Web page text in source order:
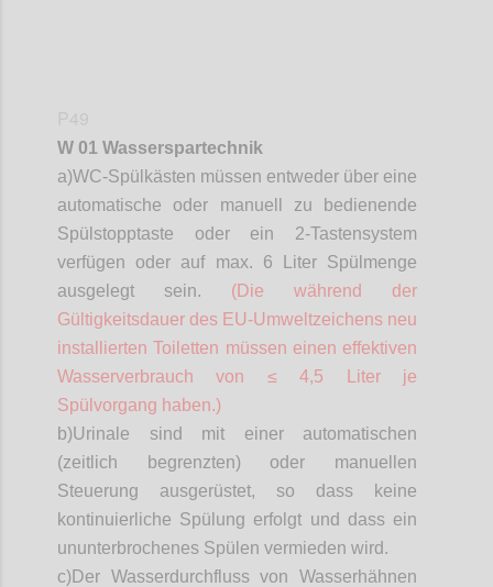
W 01 Wasserspartechnik
a)WC-Spülkästen müssen entweder über eine
automatische oder manuell zu bedienende
Spülstopptaste oder ein 2-Tastensystem
verfügen oder auf max. 6 Liter Spülmenge
ausgelegt sein. (Die während der
Gültigkeitsdauer des EU-Umweltzeichens neu
installierten Toiletten müssen einen effektiven
Wasserverbrauch von ≤ 4,5 Liter je
Spülvorgang haben.)
b)Urinale sind mit einer automatischen
(zeitlich begrenzten) oder manuellen
Steuerung ausgerüstet, so dass keine
kontinuierliche Spülung erfolgt und dass ein
ununterbrochenes Spülen vermieden wird.
c) Der Wasserdurchfluss von Wasserhähnen